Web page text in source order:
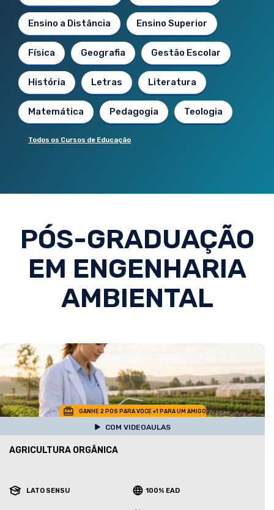
Ensino a Distância Ensino Superior
Física Geografia Gestão Escolar
História Letras Literatura
Matemática Pedagogia Teologia
Todos os Cursos de Educação
PÓS-GRADUAÇÃO
EM ENGENHARIA
AMBIENTAL
GANHE 2 POS PARA VOCE +1 PARA UM AMIGO
COM VIDEOAULAS
AGRICULTURA ORGÂNICA
LATO SENSU 100% EAD